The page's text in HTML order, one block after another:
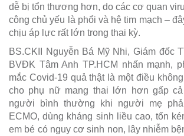
dễ bị tổn thương hơn, do các cơ quan
công chủ yếu là phổi và hệ tim mạch –
chịu áp lực rất lớn trong thai kỳ.
BS.CKII Nguyễn Bá Mỹ Nhi, Giám đốc
BVĐK Tâm Anh TP.HCM nhấn mạnh,
mắc Covid-19 quả thật là một điều
cho phụ nữ mang thai lớn hơn gấp
người bình thường khi người mẹ
ECMO, dùng kháng sinh liều cao, tốn
em bé có nguy cơ sinh non, lây nhiễm